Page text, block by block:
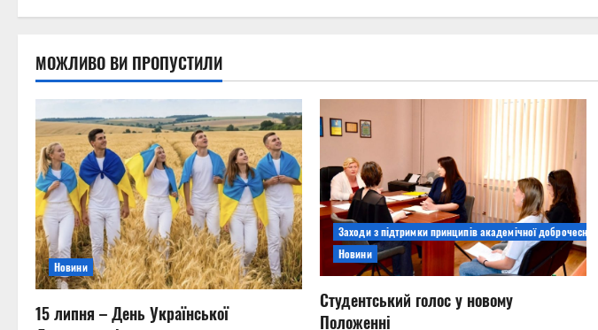
o
n
МОЖЛИВО ВИ ПРОПУСТИЛИ
Новини
15 липня – День Української
Заходи з підтримки принципів академічної доброчесності
Новини
Студентський голос у новому
Положенні